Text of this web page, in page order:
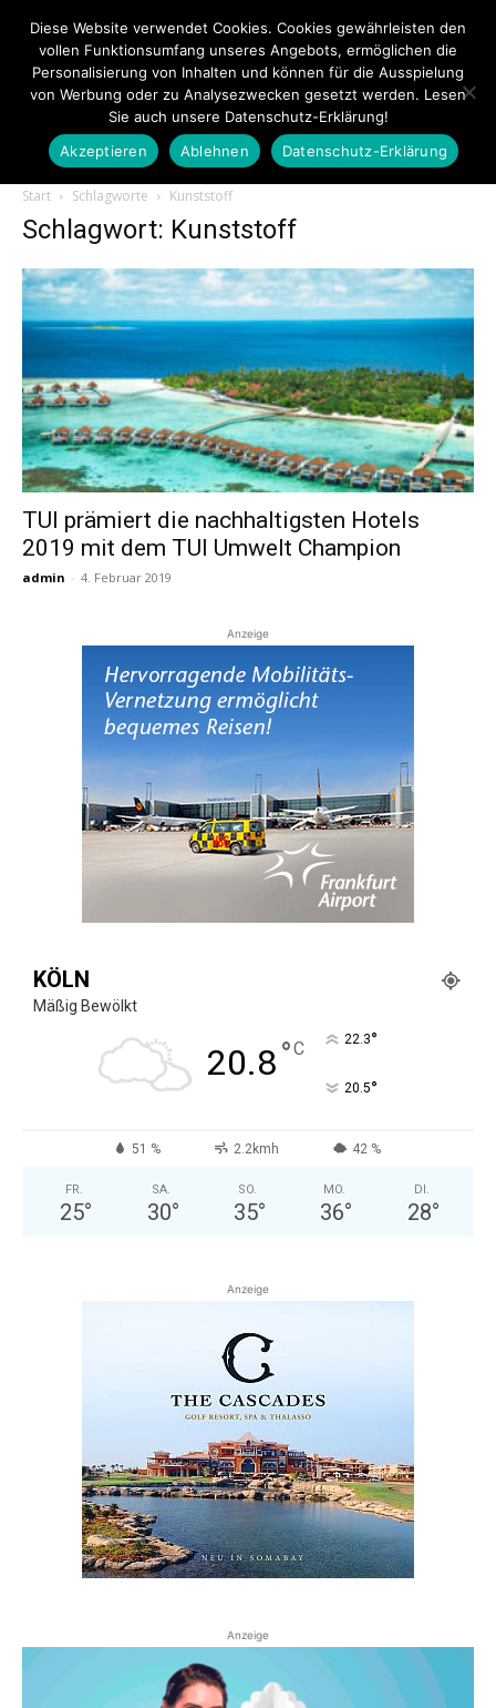
Touristiknews.de
Touristiknews
und
Reiseempfehlungen.
Start Schlagworte Kunststoff
Schlagwort: Kunststoff
TUI prämiert die nachhaltigsten Hotels
2019 mit dem TUI Umwelt Champion
admin - 4. Februar 2019
Anzeige
KÖLN
Mäßig Bewölkt
20.8°C 22.3°
20.5°
51 % 2.2kmh 42 %
FR.
25°
SA.
30°
SO.
35°
MO.
36°
DI.
28°
Anzeige
Anzeige
Diese Website verwendet Cookies. Cookies gewährleisten den
vollen Funktionsumfang unseres Angebots, ermöglichen die
Personalisierung von Inhalten und können für die Ausspielung
von Werbung oder zu Analysezwecken gesetzt werden. Lesen
Sie auch unsere Datenschutz-Erklärung!
Akzeptieren
Ablehnen Datenschutz-Erklärung